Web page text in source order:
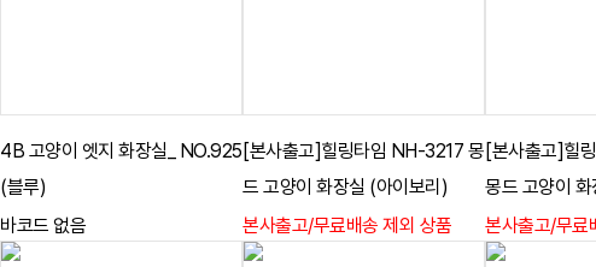
4B 고양이 엣지 화장실_ NO.925
(블루)
바코드 없음
[본사출고]힐링타임 NH-3217 몽
드 고양이 화장실 (아이보리)
본사출고/무료배송 제외 상품
[본사출고]힐
몽드 고양이
본사출고/무료